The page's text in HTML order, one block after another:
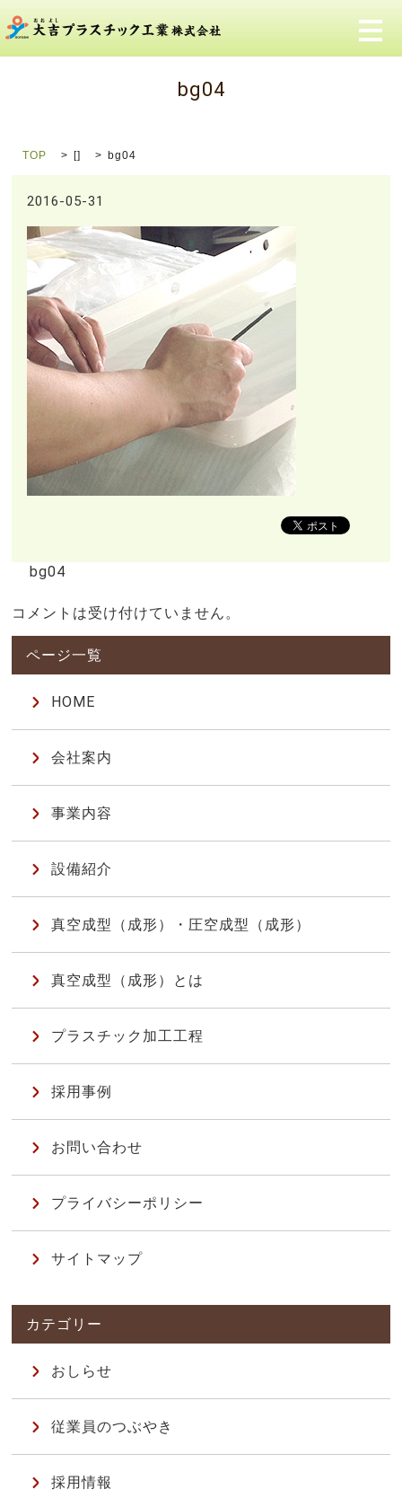
メ
bg04
TOP [] bg04
2016-05-31
bg04
コメントは受け付けていません。
HOME
会社案内
事業内容
設備紹介
真空成型（成形）・圧空成型（成形）
真空成型（成形）とは
プラスチック加工工程
採用事例
お問い合わせ
プライバシーポリシー
サイトマップ
おしらせ
従業員のつぶやき
採用情報